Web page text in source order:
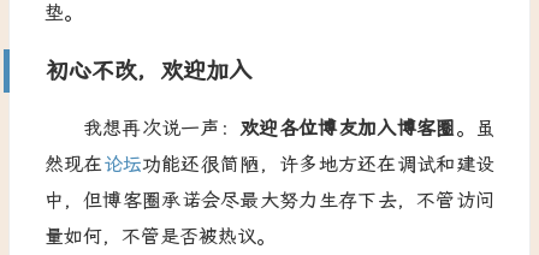
垫。
初心不改，欢迎加入
我想再次说一声： 欢迎各位博友加入博客圈。虽
然现在论坛功能还很简陋，许多地方还在调试和建设
中，但博客圈承诺会尽最大努力生存下去，不管访问
量如何，不管是否被热议。